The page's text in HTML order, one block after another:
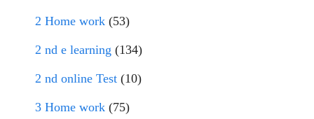
2 Home work (53)
2 nd e learning (134)
2 nd online Test (10)
3 Home work (75)